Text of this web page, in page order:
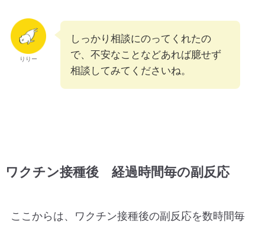
りりー
しっかり相談にのってくれたの
で、不安なことなどあれば臆せず
相談してみてくださいね。
ワクチン接種後 経過時間毎の副反応
ここからは、ワクチン接種後の副反応を数時間毎